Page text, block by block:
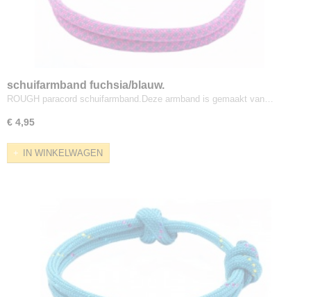
schuifarmband fuchsia/blauw.
ROUGH paracord schuifarmband.Deze armband is gemaakt van…
€ 4,95
IN WINKELWAGEN